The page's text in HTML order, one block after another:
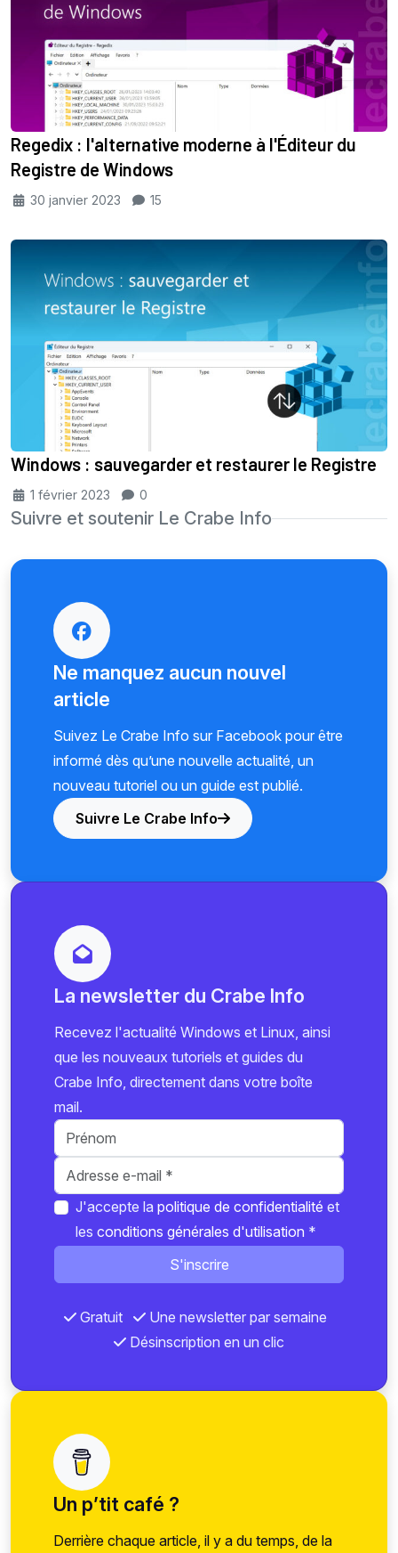
Regedix : l'alternative moderne à l'Éditeur du
Registre de Windows
30 janvier 2023 15
Windows : sauvegarder et restaurer le Registre
1 février 2023 0
Suivre et soutenir Le Crabe Info
Ne manquez aucun nouvel
article
Suivez Le Crabe Info sur Facebook pour être
informé dès qu’une nouvelle actualité, un
nouveau tutoriel ou un guide est publié.
Suivre Le Crabe Info
La newsletter du Crabe Info
Recevez l'actualité Windows et Linux, ainsi
que les nouveaux tutoriels et guides du
Crabe Info, directement dans votre boîte
mail.
J'accepte la politique de confidentialité et
les conditions générales d'utilisation *
S'inscrire
Gratuit
Une newsletter par semaine
Désinscription en un clic
Un p’tit café ?
Derrière chaque article, il y a du temps, de la